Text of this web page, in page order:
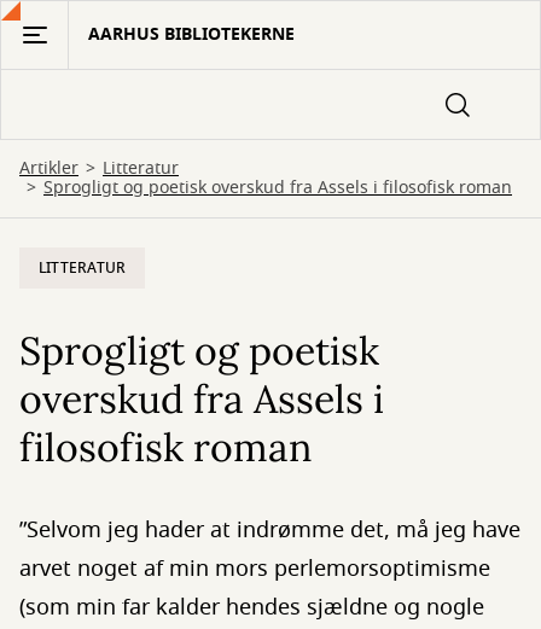
Gå
hovedindhold
AARHUS BIBLIOTEKERNE
Artikler Litteratur
Sprogligt og poetisk overskud fra Assels i filosofisk roman
LITTERATUR
Sprogligt og poetisk
overskud fra Assels i
filosofisk roman
”Selvom jeg hader at indrømme det, må jeg have
arvet noget af min mors perlemorsoptimisme
(som min far kalder hendes sjældne og nogle